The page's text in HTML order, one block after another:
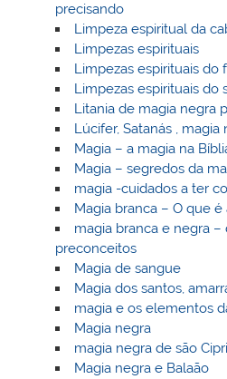
precisando
Limpeza espiritual da
Limpezas espirituais
Limpezas espirituais do
Limpezas espirituais do
Litania de magia negra
Lúcifer, Satanás ,
Magia – a magia na
Magia – segredos da
magia -cuidados a ter
Magia branca – O que
magia branca e negra
preconceitos
Magia de sangue
Magia dos santos,
magia e os elementos
Magia negra
magia negra de são
Magia negra e Balaão